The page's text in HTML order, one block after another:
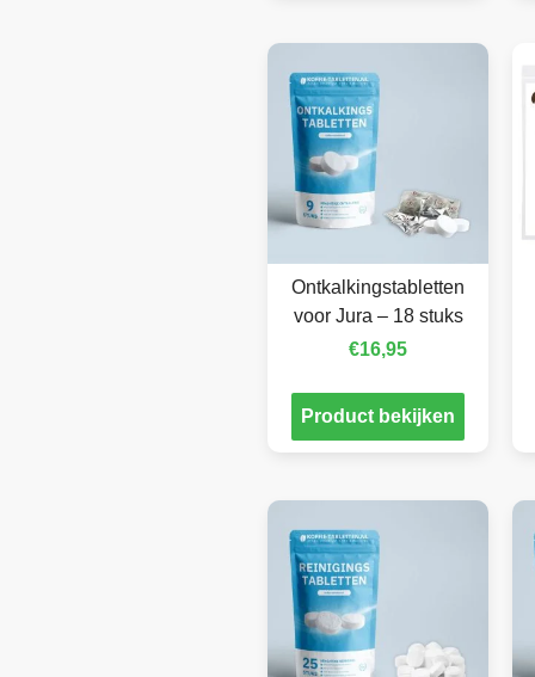
Ontkalkingstabletten
voor Jura – 18 stuks
€16,95
Product bekijken